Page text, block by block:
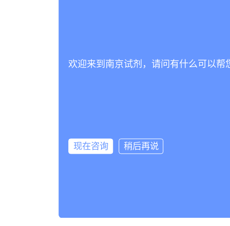
欢迎来到南京试剂，请问有什么可以帮
现在咨询 稍后再说